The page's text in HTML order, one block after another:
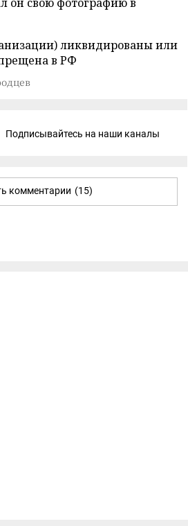
ликвидированы или
в РФ
Подписывайтесь на наши каналы
комментарии (15)